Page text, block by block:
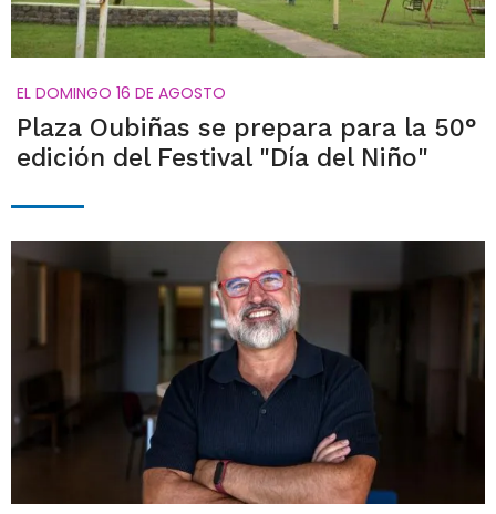
EL DOMINGO 16 DE AGOSTO
Plaza Oubiñas se prepara para la 50°
edición del Festival "Día del Niño"